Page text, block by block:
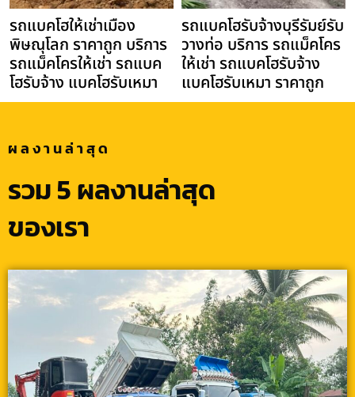
รถแบคโฮให้เช่าเมือง
พิษณุโลก ราคาถูก บริการ
รถแม็คโครให้เช่า รถแบค
โฮรับจ้าง แบคโฮรับเหมา
รถแบคโฮรับจ้างบุรีรัมย์รับ
วางท่อ บริการ รถแม็คโคร
ให้เช่า รถแบคโฮรับจ้าง
แบคโฮรับเหมา ราคาถูก
ผลงานล่าสุด
รวม 5 ผลงานล่าสุด
ของเรา